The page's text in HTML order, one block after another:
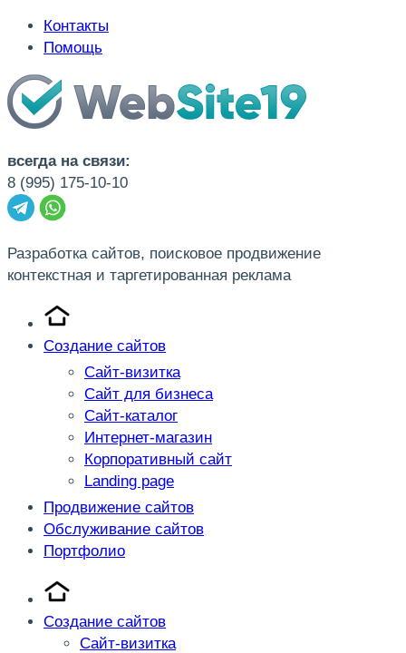
Контакты
Помощь
всегда на связи:
8 (995) 175-10-10
Разработка сайтов, поисковое продвижение
контекстная и таргетированная реклама
Создание сайтов
Сайт-визитка
Сайт для бизнеса
Сайт-каталог
Интернет-магазин
Корпоративный сайт
Landing page
Продвижение сайтов
Обслуживание сайтов
Портфолио
Создание сайтов
Сайт-визитка